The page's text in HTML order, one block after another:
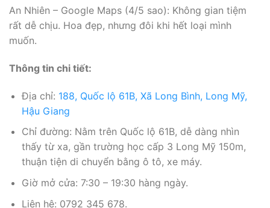
An Nhiên – Google Maps (4/5 sao): Không gian tiệm
rất dễ chịu. Hoa đẹp, nhưng đôi khi hết loại mình
muốn.
Thông tin chi tiết:
Địa chỉ: 188, Quốc lộ 61B, Xã Long Bình, Long Mỹ,
Hậu Giang
Chỉ đường: Nằm trên Quốc lộ 61B, dễ dàng nhìn
thấy từ xa, gần trường học cấp 3 Long Mỹ 150m,
thuận tiện di chuyển bằng ô tô, xe máy.
Giờ mở cửa: 7:30 – 19:30 hàng ngày.
Liên hệ: 0792 345 678.